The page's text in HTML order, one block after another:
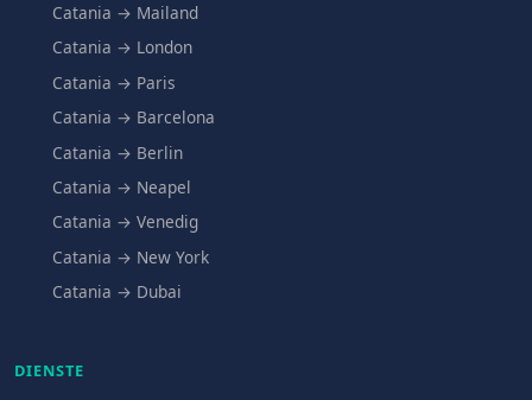
Catania → Mailand
Catania → London
Catania → Paris
Catania → Barcelona
Catania → Berlin
Catania → Neapel
Catania → Venedig
Catania → New York
Catania → Dubai
DIENSTE